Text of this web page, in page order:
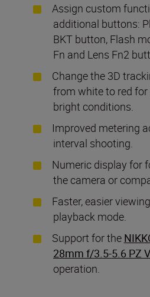
Assign custom
additional buttons:
BKT button, Flash
Fn and Lens Fn2
Change the 3D
from white to red
bright conditions.
Improved metering
interval shooting.
Numeric display for
the camera or
Faster, easier
playback mode.
Support for the
28mm f/3.5-5.6 PZ
operation.